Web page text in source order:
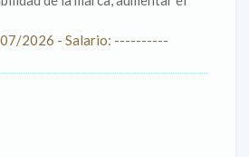
2026 - Salario: ----------